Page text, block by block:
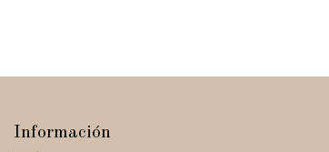
Información